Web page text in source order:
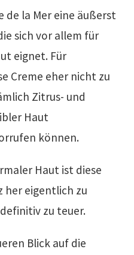
de la Mer eine äußerst
sich vor allem für
eignet. Für
Creme eher nicht zu
Zitrus- und
Haut
können.
Haut ist diese
her eigentlich zu
zu teuer.
Blick auf die